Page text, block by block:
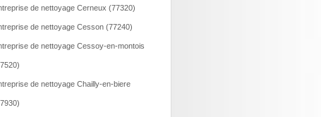
de nettoyage Cerneux (77320)
de nettoyage Cesson (77240)
de nettoyage Cessoy-en-montois
de nettoyage Chailly-en-biere